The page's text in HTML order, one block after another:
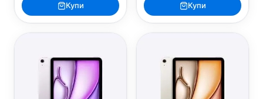
Купи Купи